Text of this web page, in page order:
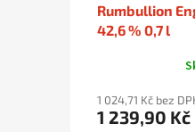
Rumbullion
42,6 % 0,7 l
1 024,71 Kč bez
1 239,90 Kč